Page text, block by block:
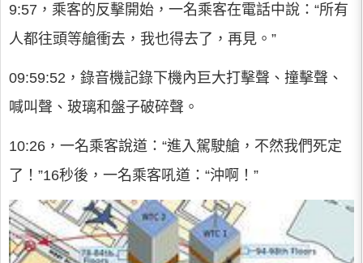
9:57，乘客的反擊開始，一名乘客在電話中說：“所有
人都往頭等艙衝去，我也得去了，再見。”
09:59:52，錄音機記錄下機內巨大打擊聲、撞擊聲、
喊叫聲、玻璃和盤子破碎聲。
10:26，一名乘客說道：“進入駕駛艙，不然我們死定
了！”16秒後，一名乘客吼道：“沖啊！”